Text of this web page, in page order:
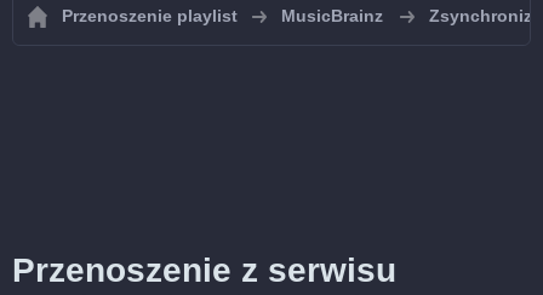
Przenoszenie playlist MusicBrainz
Przenoszenie z serwisu